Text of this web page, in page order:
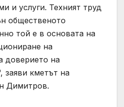
и услуги. Техният труд
общественото
той е в основата на
на
доверието на
заяви кметът на
Димитров.